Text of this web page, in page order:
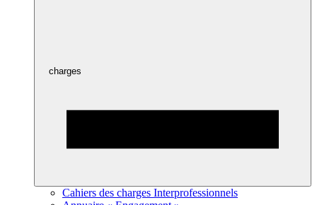
charges
Cahiers des charges Interprofessionnels